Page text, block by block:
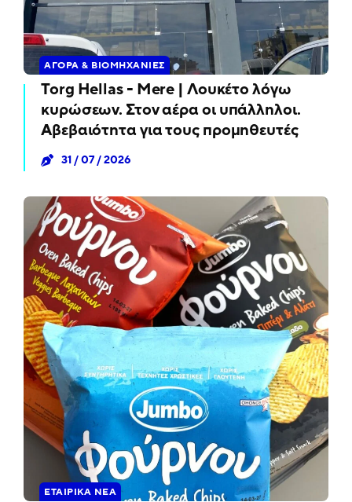
ΑΓΟΡΆ & ΒΙΟΜΗΧΑΝΊΕΣ
Torg Hellas - Mere | Λουκέτο λόγω
κυρώσεων. Στον αέρα οι υπάλληλοι.
Αβεβαιότητα για τους προμηθευτές
31 / 07 / 2026
ΕΤΑΙΡΙΚΆ ΝΈΑ